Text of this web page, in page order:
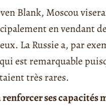
Blank, Moscou
en vendant
La Russie a, par
est remarquable
très rares.
renforcer ses capacités